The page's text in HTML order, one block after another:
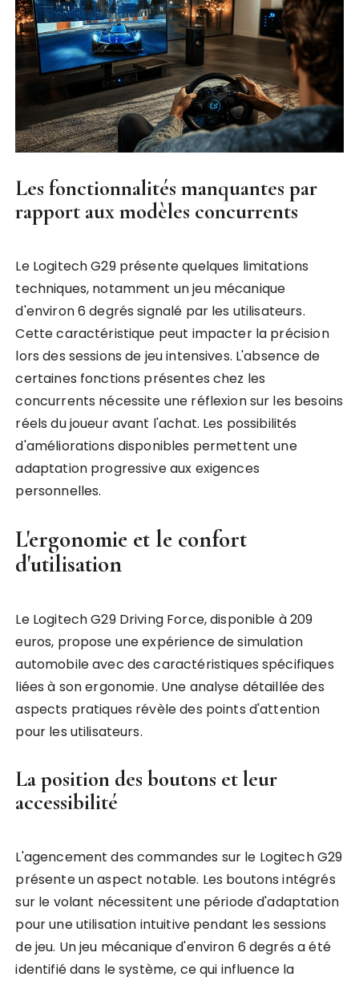
Les fonctionnalités manquantes par
rapport aux modèles concurrents
Le Logitech G29 présente quelques limitations
techniques, notamment un jeu mécanique
d'environ 6 degrés signalé par les utilisateurs.
Cette caractéristique peut impacter la précision
lors des sessions de jeu intensives. L'absence de
certaines fonctions présentes chez les
concurrents nécessite une réflexion sur les besoins
réels du joueur avant l'achat. Les possibilités
d'améliorations disponibles permettent une
adaptation progressive aux exigences
personnelles.
L'ergonomie et le confort
d'utilisation
Le Logitech G29 Driving Force, disponible à 209
euros, propose une expérience de simulation
automobile avec des caractéristiques spécifiques
liées à son ergonomie. Une analyse détaillée des
aspects pratiques révèle des points d'attention
pour les utilisateurs.
La position des boutons et leur
accessibilité
L'agencement des commandes sur le Logitech G29
présente un aspect notable. Les boutons intégrés
sur le volant nécessitent une période d'adaptation
pour une utilisation intuitive pendant les sessions
de jeu. Un jeu mécanique d'environ 6 degrés a été
identifié dans le système, ce qui influence la